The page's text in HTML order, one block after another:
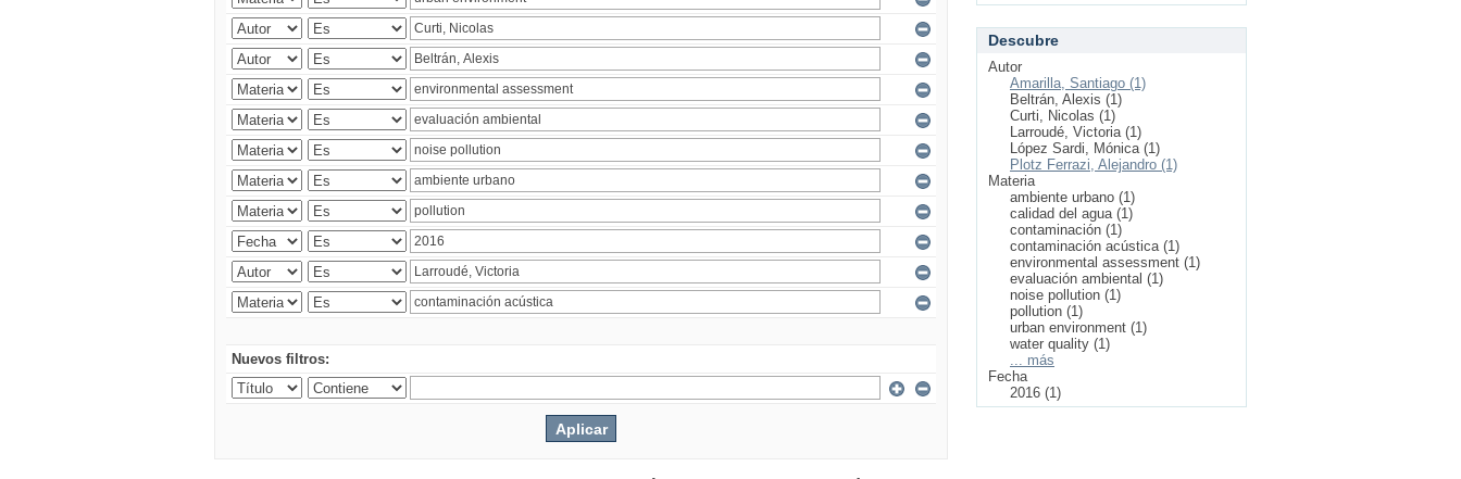
Nuevos filtros:
Descubre
Autor
Amarilla, Santiago (1)
Beltrán, Alexis (1)
Curti, Nicolas (1)
Larroudé, Victoria (1)
López Sardi, Mónica (1)
Plotz Ferrazi, Alejandro (1)
Materia
ambiente urbano (1)
calidad del agua (1)
contaminación (1)
contaminación acústica (1)
environmental assessment (1)
evaluación ambiental (1)
noise pollution (1)
pollution (1)
urban environment (1)
water quality (1)
... más
Fecha
2016 (1)